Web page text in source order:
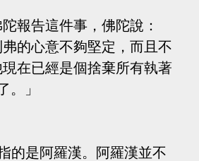
告這件事，佛陀說：
弗的心意不夠堅定，而且不
在已經是個捨棄所有執著
。」
的是阿羅漢。阿羅漢並不